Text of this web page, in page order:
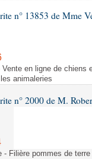
n° 13853 de Mme
Vente en ligne de chiens
animaleries
n° 2000 de M.
- Filière pommes de